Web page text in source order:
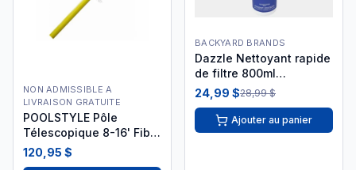
NON ADMISSIBLE A
LIVRAISON GRATUITE
POOLSTYLE Pôle
Télescopique 8-16' Fibre
de Verre Jaune/Noir
PSL-40-0722
120,95 $
BACKYARD BRANDS
Dazzle Nettoyant rapide
de filtre 800ml
DAZ05005
24,99 $28,99 $
Ajouter au panier